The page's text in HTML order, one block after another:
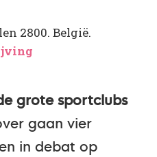
2800. België.
grote sportclubs
gaan vier
in debat op